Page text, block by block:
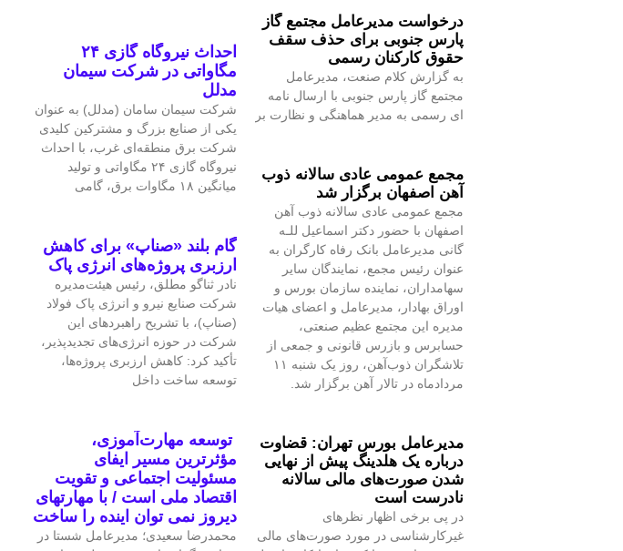
درخواست مدیرعامل مجتمع گاز
پارس جنوبی برای حذف سقف
حقوق کارکنان رسمی
به گزارش کلام صنعت، مدیرعامل
مجتمع گاز پارس جنوبی با ارسال نامه
ای رسمی به مدیر هماهنگی و نظارت بر
مجمع عمومی عادی سالانه ذوب
آهن اصفهان برگزار شد
مجمع عمومی عادی سالانه ذوب آهن
اصفهان با حضور دکتر اسماعیل للـه
گانی مدیرعامل بانک رفاه کارگران به
عنوان رئیس مجمع، نمایندگان سایر
سهامداران، نماینده سازمان بورس و
اوراق بهادار، مدیرعامل و اعضای هیات
مدیره این مجتمع عظیم صنعتی،
حسابرس و بازرس قانونی و جمعی از
تلاشگران ذوب‌آهن، روز یک شنبه ۱۱
مردادماه در تالار آهن برگزار شد.
مدیرعامل بورس تهران: قضاوت
درباره یک هلدینگ پیش از نهایی
شدن صورت‌های مالی سالانه
نادرست است
در پی برخی اظهار نظرهای
غیرکارشناسی در مورد صورت‌های مالی
احداث نیروگاه گازی ۲۴
مگاواتی در شرکت سیمان
مدلل
شرکت سیمان سامان (مدلل) به عنوان
یکی از صنایع بزرگ و مشترکین کلیدی
شرکت برق منطقه‌ای غرب، با احداث
نیروگاه گازی ۲۴ مگاواتی و تولید
میانگین ۱۸ مگاوات برق، گامی
گام بلند «صناپ» برای کاهش
ارزبری پروژه‌های انرژی پاک
نادر ثناگو مطلق، رئیس هیئت‌مدیره
شرکت صنایع نیرو و انرژی پاک فولاد
(صناپ)، با تشریح راهبردهای این
شرکت در حوزه انرژی‌های تجدیدپذیر،
تأکید کرد: کاهش ارزبری پروژه‌ها،
توسعه ساخت داخل
توسعه مهارت‌آموزی،
مؤثرترین مسیر ایفای
مسئولیت اجتماعی و تقویت
اقتصاد ملی است / با مهارتهای
دیروز نمی توان اینده را ساخت
محمدرضا سعیدی؛ مدیرعامل شستا در